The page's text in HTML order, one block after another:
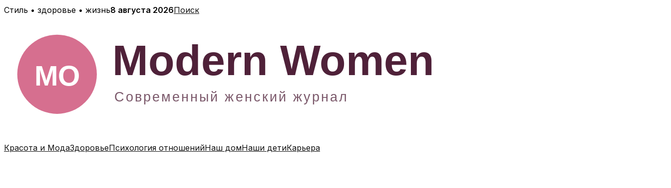
Перейти
содержимому
Стиль • здоровье • жизнь8 августа 2026Поиск
Красота и МодаЗдоровьеПсихология отношенийНаш домНаши детиКарьера